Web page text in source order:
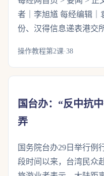
者｜李旭馗 每经编辑｜
份、汉得信息递表港交
操作教程第2课·38
国台办：“反中抗
弄
国务院台办29日举行例
段时间以来，台湾民众